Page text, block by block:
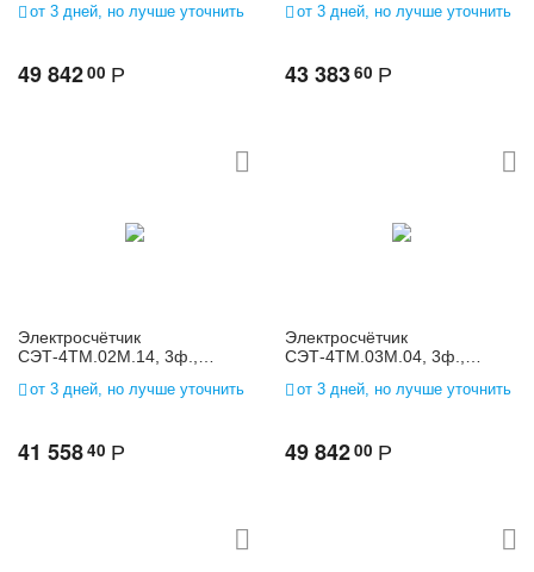
230)/(208-400), 5(10)
от 3 дней, но лучше уточнить
49 84200 Р
230)/(208-400), 5(10)
от 3 дней, но лучше уточнить
43 38360 Р
Электросчётчик
СЭТ-4ТМ.02М.14, 3ф.,
230)/(208-400), 5(10)
от 3 дней, но лучше уточнить
41 55840 Р
Электросчётчик
СЭТ-4ТМ.03М.04, 3ф.,
115)/(100-200), 5(10)
от 3 дней, но лучше уточнить
49 84200 Р